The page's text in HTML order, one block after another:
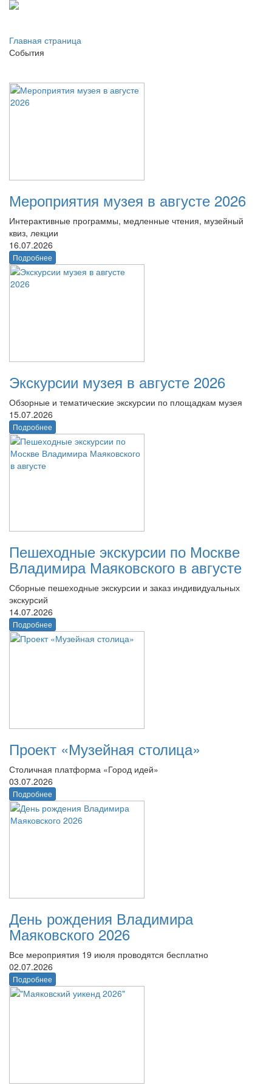
Главная страница
События
Мероприятия музея в августе 2026
Интерактивные программы, медленные чтения, музейный
квиз, лекции
16.07.2026
Подробнее
Экскурсии музея в августе 2026
Обзорные и тематические экскурсии по площадкам музея
15.07.2026
Подробнее
Пешеходные экскурсии по Москве
Владимира Маяковского в августе
Сборные пешеходные экскурсии и заказ индивидуальных
экскурсий
14.07.2026
Подробнее
Проект «Музейная столица»
Столичная платформа «Город идей»
03.07.2026
Подробнее
День рождения Владимира
Маяковского 2026
Все мероприятия 19 июля проводятся бесплатно
02.07.2026
Подробнее